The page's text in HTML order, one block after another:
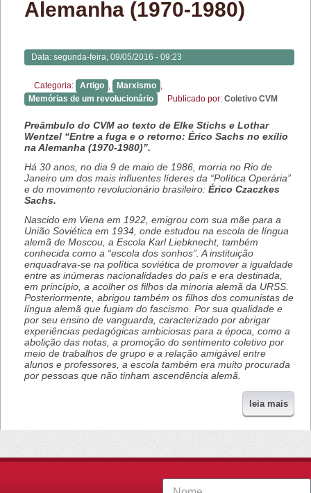
Alemanha (1970-1980)
Data: segunda-feira, 09/05/2016 - 09:23
Categoria: Artigo , Marxismo ,
Memórias de um revolucionário
Publicado por: Coletivo CVM
Preâmbulo do CVM ao texto de Elke Stichs e Lothar
Wentzel “Entre a fuga e o retorno: Érico Sachs no exílio
na Alemanha (1970-1980)”.
Há 30 anos, no dia 9 de maio de 1986, morria no Rio de
Janeiro um dos mais influentes líderes da “Política Operária”
e do movimento revolucionário brasileiro: Érico Czaczkes
Sachs.
Nascido em Viena em 1922, emigrou com sua mãe para a
União Soviética em 1934, onde estudou na escola de língua
alemã de Moscou, a Escola Karl Liebknecht, também
conhecida como a “escola dos sonhos”. A instituição
enquadrava-se na política soviética de promover a igualdade
entre as inúmeras nacionalidades do país e era destinada,
em princípio, a acolher os filhos da minoria alemã da URSS.
Posteriormente, abrigou também os filhos dos comunistas de
língua alemã que fugiam do fascismo. Por sua qualidade e
por seu ensino de vanguarda, caracterizado por abrigar
experiências pedagógicas ambiciosas para a época, como a
abolição das notas, a promoção do sentimento coletivo por
meio de trabalhos de grupo e a relação amigável entre
alunos e professores, a escola também era muito procurada
por pessoas que não tinham ascendência alemã.
leia mais